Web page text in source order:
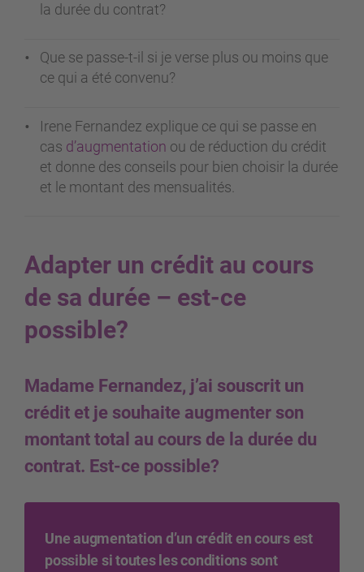
la durée du contrat?
Que se passe-t-il si je verse plus ou moins que
ce qui a été convenu?
Irene Fernandez explique ce qui se passe en
cas d’augmentation ou de réduction du crédit
et donne des conseils pour bien choisir la durée
et le montant des mensualités.
Adapter un crédit au cours
de sa durée – est-ce
possible?
Madame Fernandez, j’ai souscrit un
crédit et je souhaite augmenter son
montant total au cours de la durée du
contrat. Est-ce possible?
Une augmentation d’un crédit en cours est
possible si toutes les conditions sont